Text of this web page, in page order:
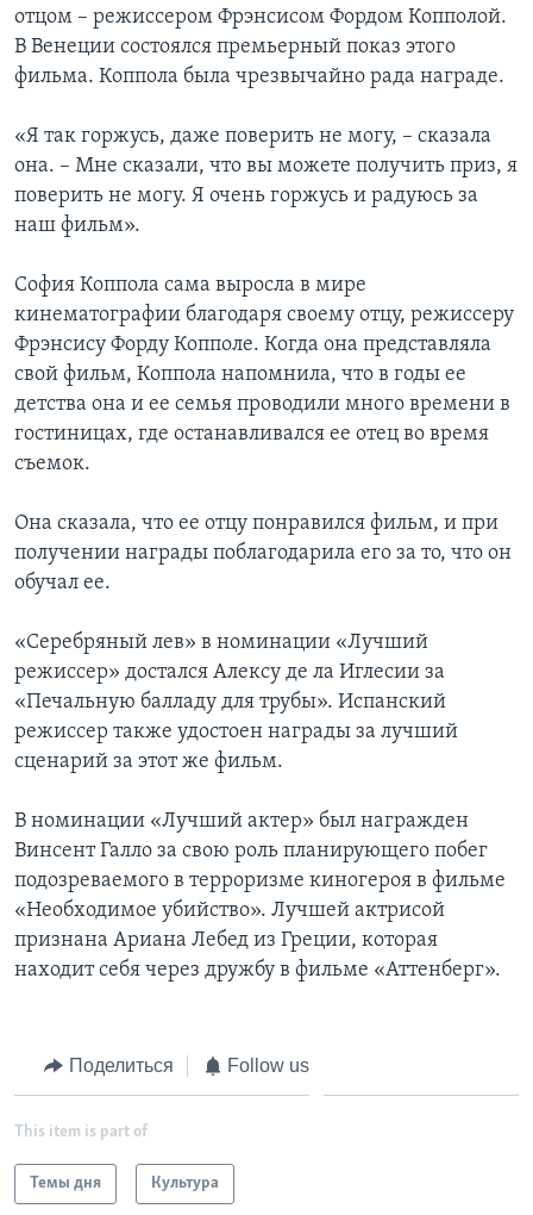
отцом – режиссером Фрэнсисом Фордом Копполой.
В Венеции состоялся премьерный показ этого
фильма. Коппола была чрезвычайно рада награде.
«Я так горжусь, даже поверить не могу, – сказала
она. – Мне сказали, что вы можете получить приз, я
поверить не могу. Я очень горжусь и радуюсь за
наш фильм».
София Коппола сама выросла в мире
кинематографии благодаря своему отцу, режиссеру
Фрэнсису Форду Копполе. Когда она представляла
свой фильм, Коппола напомнила, что в годы ее
детства она и ее семья проводили много времени в
гостиницах, где останавливался ее отец во время
съемок.
Она сказала, что ее отцу понравился фильм, и при
получении награды поблагодарила его за то, что он
обучал ее.
«Серебряный лев» в номинации «Лучший
режиссер» достался Алексу де ла Иглесии за
«Печальную балладу для трубы». Испанский
режиссер также удостоен награды за лучший
сценарий за этот же фильм.
В номинации «Лучший актер» был награжден
Винсент Галло за свою роль планирующего побег
подозреваемого в терроризме киногероя в фильме
«Необходимое убийство». Лучшей актрисой
признана Ариана Лебед из Греции, которая
находит себя через дружбу в фильме «Аттенберг».
Поделиться Follow us
This item is part of
Темы дня Культура